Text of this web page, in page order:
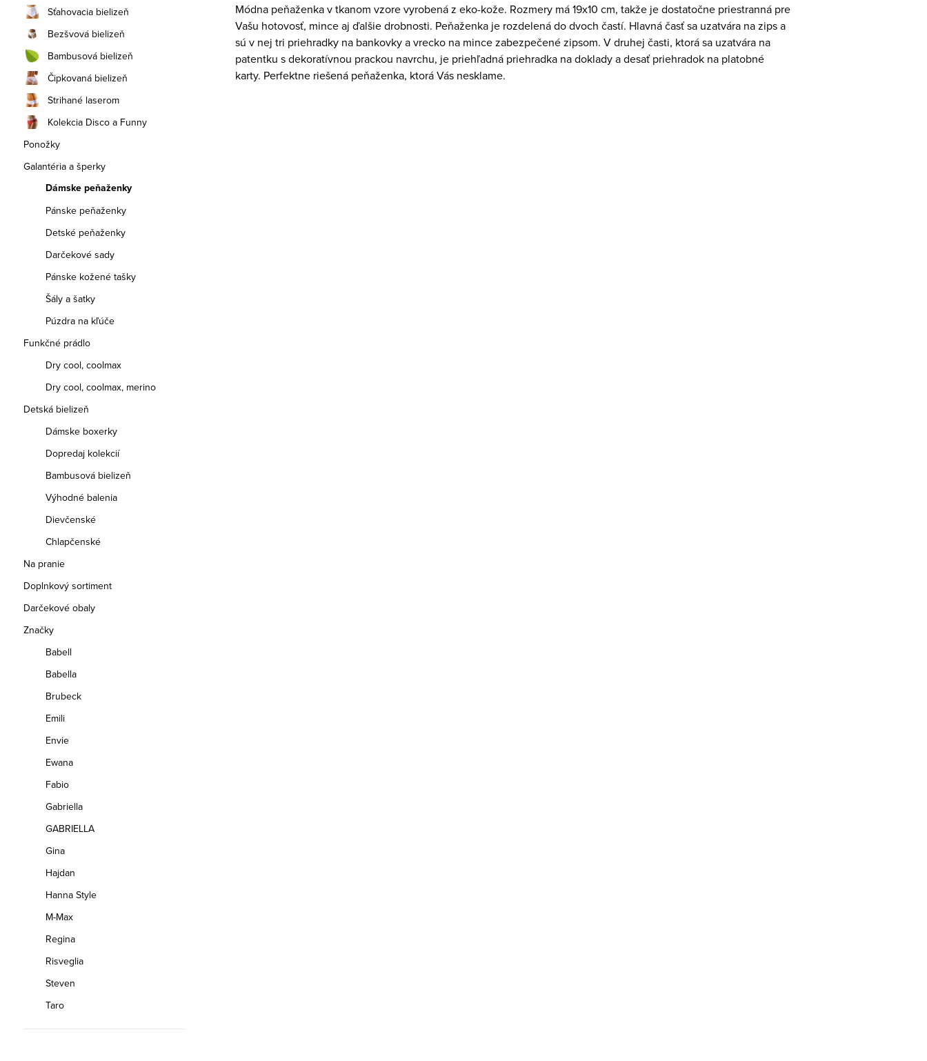
Sťahovacia bielizeň
Bezšvová bielizeň
Bambusová bielizeň
Čipkovaná bielizeň
Strihané laserom
Kolekcia Disco a Funny
Ponožky
Galantéria a šperky
Dámske peňaženky
Pánske peňaženky
Detské peňaženky
Darčekové sady
Pánske kožené tašky
Šály a šatky
Púzdra na kľúče
Funkčné prádlo
Dry cool, coolmax
Dry cool, coolmax, merino
Detská bielizeň
Dámske boxerky
Dopredaj kolekcií
Bambusová bielizeň
Výhodné balenia
Dievčenské
Chlapčenské
Na pranie
Doplnkový sortiment
Darčekové obaly
Značky
Babell
Babella
Brubeck
Emili
Envie
Ewana
Fabio
Gabriella
GABRIELLA
Gina
Hajdan
Hanna Style
M-Max
Regina
Risveglia
Steven
Taro
Módna peňaženka v tkanom vzore vyrobená z eko-kože. Rozmery má 19x10 cm, takže je dostatočne priestranná pre
Vašu hotovosť, mince aj ďalšie drobnosti. Peňaženka je rozdelená do dvoch častí. Hlavná časť sa uzatvára na zips a
sú v nej tri priehradky na bankovky a vrecko na mince zabezpečené zipsom. V druhej časti, ktorá sa uzatvára na
patentku s dekoratívnou prackou navrchu, je priehľadná priehradka na doklady a desať priehradok na platobné
karty. Perfektne riešená peňaženka, ktorá Vás nesklame.